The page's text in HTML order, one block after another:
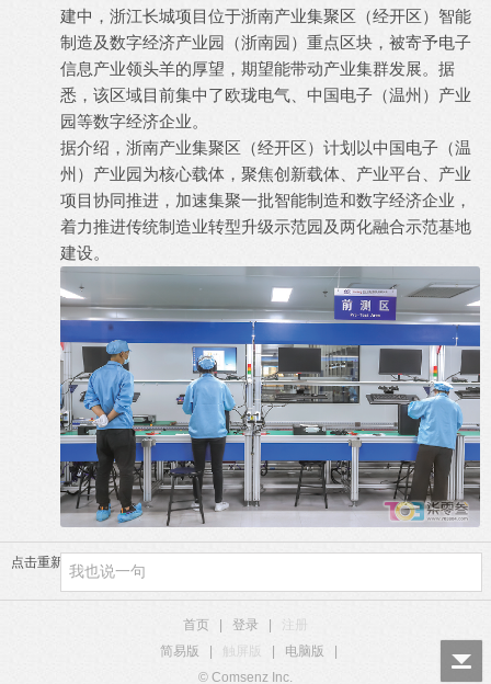
建中，浙江长城项目位于浙南产业集聚区（经开区）智能
制造及数字经济产业园（浙南园）重点区块，被寄予电子
信息产业领头羊的厚望，期望能带动产业集群发展。据
悉，该区域目前集中了欧珑电气、中国电子（温州）产业
园等数字经济企业。
据介绍，浙南产业集聚区（经开区）计划以中国电子（温
州）产业园为核心载体，聚焦创新载体、产业平台、产业
项目协同推进，加速集聚一批智能制造和数字经济企业，
着力推进传统制造业转型升级示范园及两化融合示范基地
建设。
点击重新加载
首页 | 登录 |
简易版
| 触屏版 | 电脑版
|
© Comsenz Inc.